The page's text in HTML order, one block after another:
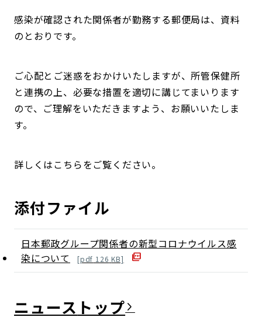
感染が確認された関係者が勤務する郵便局は、資料
のとおりです。
ご心配とご迷惑をおかけいたしますが、所管保健所
と連携の上、必要な措置を適切に講じてまいります
ので、ご理解をいただきますよう、お願いいたしま
す。
詳しくはこちらをご覧ください。
添付ファイル
日本郵政グループ関係者の新型コロナウイルス感
染について
[pdf 126 KB]
ニュース